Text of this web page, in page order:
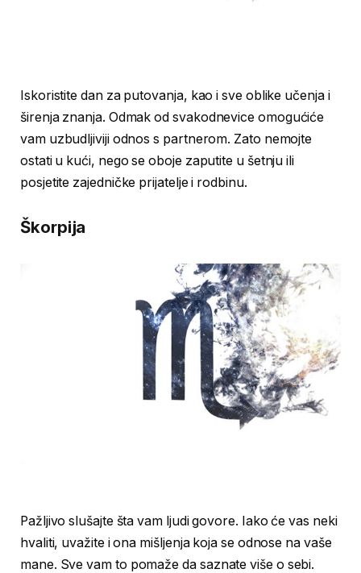
Iskoristite dan za putovanja, kao i sve oblike učenja i
širenja znanja. Odmak od svakodnevice omogućiće
vam uzbudljiviji odnos s partnerom. Zato nemojte
ostati u kući, nego se oboje zaputite u šetnju ili
posjetite zajedničke prijatelje i rodbinu.
Škorpija
Pažljivo slušajte šta vam ljudi govore. Iako će vas neki
hvaliti, uvažite i ona mišljenja koja se odnose na vaše
mane. Sve vam to pomaže da saznate više o sebi.